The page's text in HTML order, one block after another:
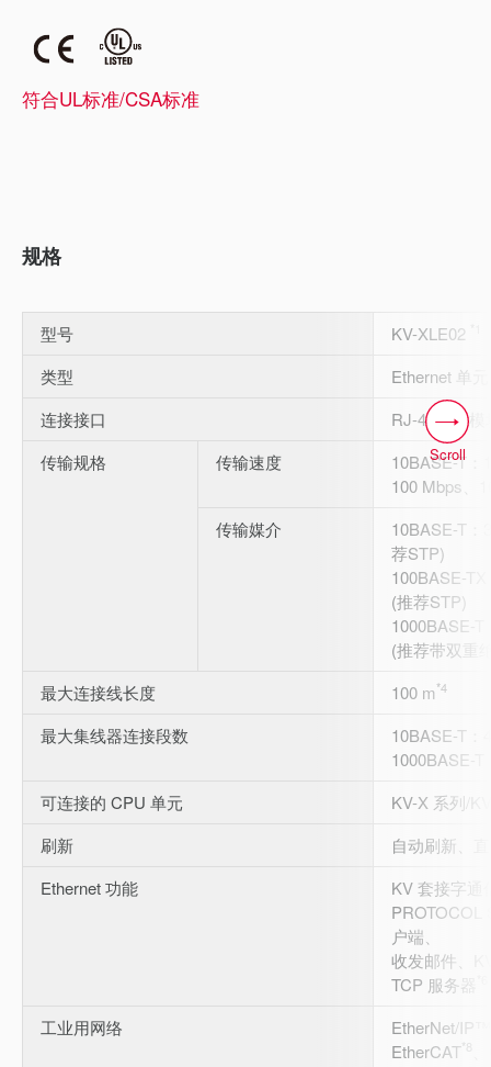
符合UL标准/CSA标准
规格
型号 KV-XLE02
类型
Ethernet 单元
连接接口
RJ-45 8 极
传输规格
传输速度
10BASE-T：
100 Mbps、
传输媒介
10BASE-T：
荐STP)
100BASE-
(推荐STP)
1000BASE-
(推荐带双重
最大连接线长度
100 m*4
最大集线器连接段数
10BASE-T：
1000BASE-T
可连接的 CPU 单元
KV-X 系列/
刷新
自动刷新、
Ethernet 功能
KV 套接字通
PROTOCOL
户端、
收发邮件、
TCP 服务器
工业用网络
EtherNet/
EtherCAT*8
Scroll